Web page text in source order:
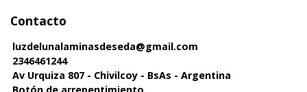
Contacto
luzdelunalaminasdeseda@gmail.com
2346461244
Av Urquiza 807 - Chivilcoy - BsAs - Argentina